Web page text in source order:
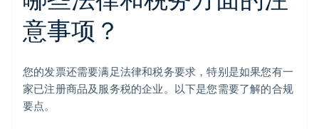
意事项？
您的发票还需要满足法律和税务要求，特别是如果您有一
家已注册商品及服务税的企业。以下是您需要了解的合规
要点。